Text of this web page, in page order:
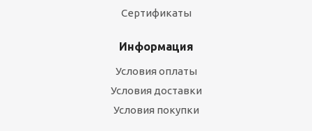
Сертификаты
Информация
Условия оплаты
Условия доставки
Условия покупки